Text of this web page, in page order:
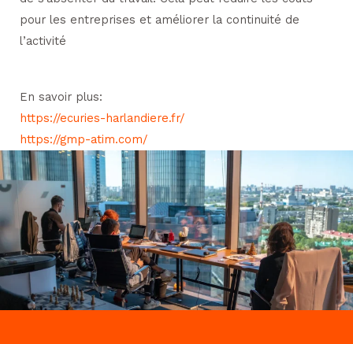
pour les entreprises et améliorer la continuité de
l’activité
En savoir plus:
https://ecuries-harlandiere.fr/
https://gmp-atim.com/